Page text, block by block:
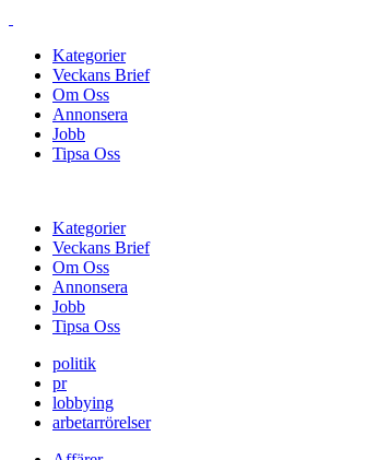
Kategorier
Veckans Brief
Om Oss
Annonsera
Jobb
Tipsa Oss
Kategorier
Veckans Brief
Om Oss
Annonsera
Jobb
Tipsa Oss
politik
pr
lobbying
arbetarrörelser